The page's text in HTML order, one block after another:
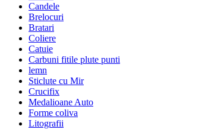
Candele
Brelocuri
Bratari
Coliere
Catuie
Carbuni fitile plute punti
lemn
Sticlute cu Mir
Crucifix
Medalioane Auto
Forme coliva
Litografii